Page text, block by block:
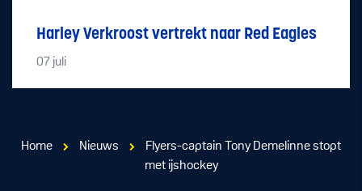
Harley Verkroost vertrekt naar Red Eagles
07 juli
Home Nieuws
Flyers-captain Tony Demelinne stopt
met ijshockey